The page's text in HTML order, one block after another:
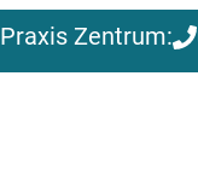
PraxisZentrum: